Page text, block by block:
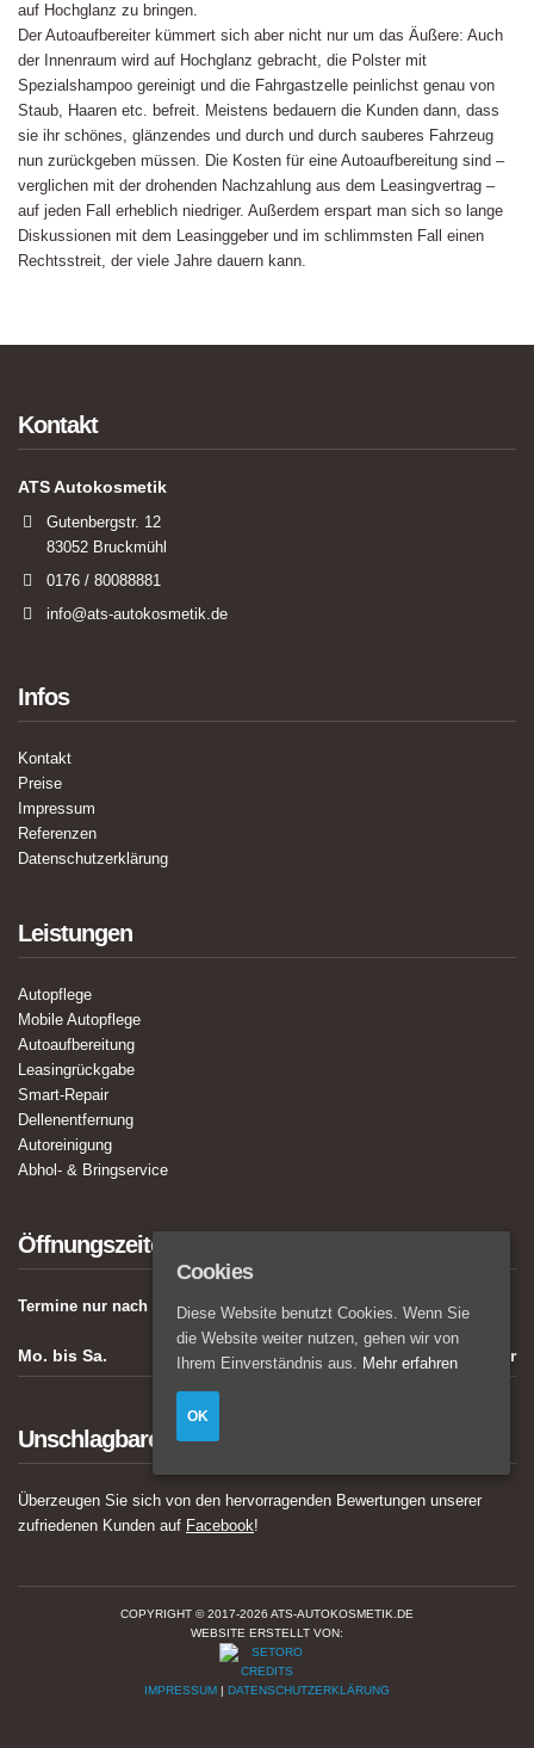
auf Hochglanz zu bringen.
Der Autoaufbereiter kümmert sich aber nicht nur um das Äußere: Auch
der Innenraum wird auf Hochglanz gebracht, die Polster mit
Spezialshampoo gereinigt und die Fahrgastzelle peinlichst genau von
Staub, Haaren etc. befreit. Meistens bedauern die Kunden dann, dass
sie ihr schönes, glänzendes und durch und durch sauberes Fahrzeug
nun zurückgeben müssen. Die Kosten für eine Autoaufbereitung sind –
verglichen mit der drohenden Nachzahlung aus dem Leasingvertrag –
auf jeden Fall erheblich niedriger. Außerdem erspart man sich so lange
Diskussionen mit dem Leasinggeber und im schlimmsten Fall einen
Rechtsstreit, der viele Jahre dauern kann.
Kontakt
ATS Autokosmetik
Gutenbergstr. 12
83052 Bruckmühl
0176 / 80088881
info@ats-autokosmetik.de
Infos
Kontakt
Preise
Impressum
Referenzen
Datenschutzerklärung
Leistungen
Autopflege
Mobile Autopflege
Autoaufbereitung
Leasingrückgabe
Smart-Repair
Dellenentfernung
Autoreinigung
Abhol- & Bringservice
Öffnungszeiten
Termine nur nach Vereinbarung:
Mo. bis Sa. 08:00 - 18:00 Uhr
Unschlagbarer Service
Überzeugen Sie sich von den hervorragenden Bewertungen unserer
zufriedenen Kunden auf Facebook!
COPYRIGHT © 2017-2026 ATS-AUTOKOSMETIK.DE
WEBSITE ERSTELLT VON:
IMPRESSUM | DATENSCHUTZERKLÄRUNG
Cookies
Diese Website benutzt Cookies. Wenn Sie
die Website weiter nutzen, gehen wir von
Ihrem Einverständnis aus. Mehr erfahren
OK